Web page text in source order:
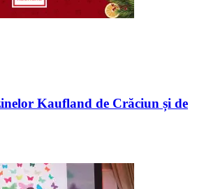
Kaufland de Crăciun și de